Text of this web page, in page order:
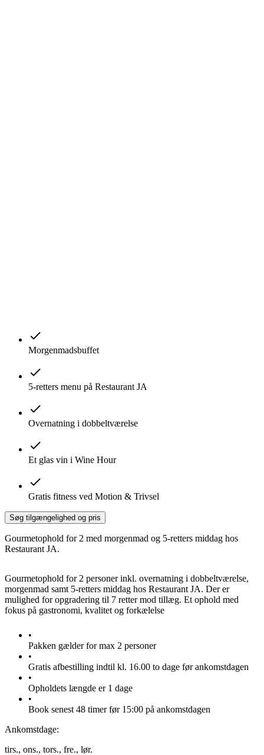
Morgenmadsbuffet
5-retters menu på Restaurant JA
Overnatning i dobbeltværelse
Et glas vin i Wine Hour
Gratis fitness ved Motion & Trivsel
Søg tilgængelighed og pris
Gourmetophold for 2 med morgenmad og 5-retters middag hos
Restaurant JA.
Gourmetophold for 2 personer inkl. overnatning i dobbeltværelse,
morgenmad samt 5-retters middag hos Restaurant JA. Der er
mulighed for opgradering til 7 retter mod tillæg. Et ophold med
fokus på gastronomi, kvalitet og forkælelse
•
Pakken gælder for max 2 personer
•
Gratis afbestilling indtil kl. 16.00 to dage før ankomstdagen
•
Opholdets længde er 1 dage
•
Book senest 48 timer før 15:00 på ankomstdagen
Ankomstdage:
tirs., ons., tors., fre., lør.